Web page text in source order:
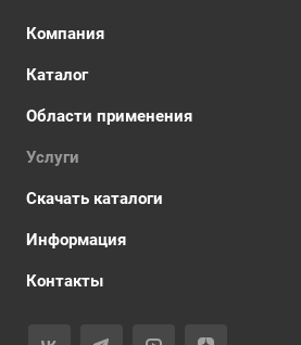
Компания
Каталог
Области применения
Услуги
Скачать каталоги
Информация
Контакты